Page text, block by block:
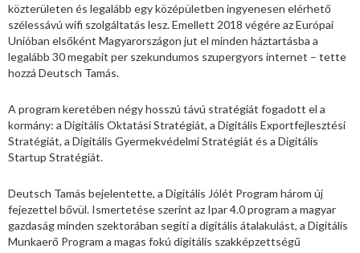
közterületen és legalább egy középületben ingyenesen elérhető
szélessávú wifi szolgáltatás lesz. Emellett 2018 végére az Európai
Unióban elsőként Magyarországon jut el minden háztartásba a
legalább 30 megabit per szekundumos szupergyors internet – tette
hozzá Deutsch Tamás.
A program keretében négy hosszú távú stratégiát fogadott el a
kormány: a Digitális Oktatási Stratégiát, a Digitális Exportfejlesztési
Stratégiát, a Digitális Gyermekvédelmi Stratégiát és a Digitális
Startup Stratégiát.
Deutsch Tamás bejelentette, a Digitális Jólét Program három új
fejezettel bővül. Ismertetése szerint az Ipar 4.0 program a magyar
gazdaság minden szektorában segíti a digitális átalakulást, a Digitális
Munkaerő Program a magas fokú digitális szakképzettségű